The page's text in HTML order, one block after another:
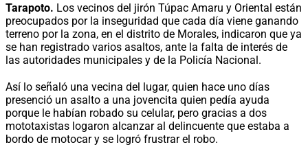
Tarapoto. Los vecinos del jirón Túpac Amaru y Oriental están
preocupados por la inseguridad que cada día viene ganando
terreno por la zona, en el distrito de Morales, indicaron que ya
se han registrado varios asaltos, ante la falta de interés de
las autoridades municipales y de la Policía Nacional.
Así lo señaló una vecina del lugar, quien hace uno días
presenció un asalto a una jovencita quien pedía ayuda
porque le habían robado su celular, pero gracias a dos
mototaxistas logaron alcanzar al delincuente que estaba a
bordo de motocar y se logró frustrar el robo.